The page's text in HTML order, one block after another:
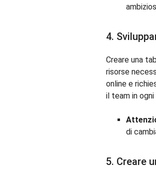
4.
Creare una
risorse
online e
il team in
di
5. Creare